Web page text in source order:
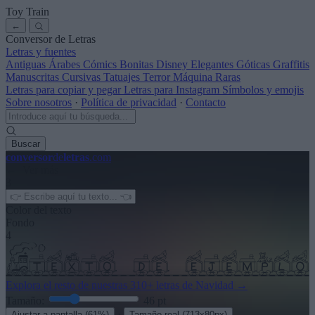
Toy Train
←
Conversor de Letras
Letras y fuentes
Antiguas Árabes Cómics Bonitas Disney Elegantes Góticas Graffitis
Manuscritas Cursivas Tatuajes Terror Máquina Raras
Letras para copiar y pegar Letras para Instagram Símbolos y emojis
Sobre nosotros · Política de privacidad · Contacto
Buscar
conversordeletras.com
Explora el resto de nuestras 310+ letras de Navidad →